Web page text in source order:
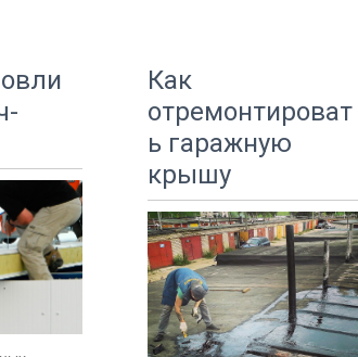
Как
отремонтироват
ь гаражную
крышу